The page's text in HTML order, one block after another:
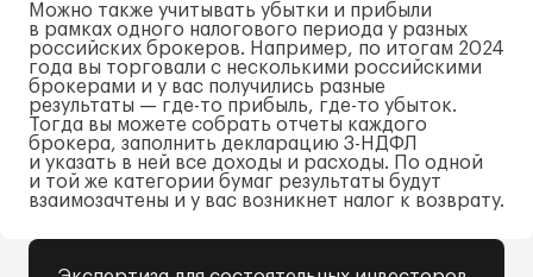
Можно также учитывать убытки и прибыли
в рамках одного налогового периода у разных
российских брокеров. Например, по итогам 2024
года вы торговали с несколькими российскими
брокерами и у вас получились разные
результаты — где-то прибыль, где-то убыток.
Тогда вы можете собрать отчеты каждого
брокера, заполнить декларацию 3-НДФЛ
и указать в ней все доходы и расходы. По одной
и той же категории бумаг результаты будут
взаимозачтены и у вас возникнет налог к возврату.